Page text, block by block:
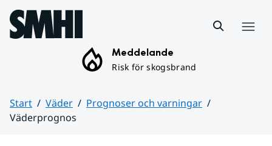
Hoppa till sidans innehåll
Meddelande
Risk för skogsbrand
Start Väder
Prognoser och varningar
Väderprognos